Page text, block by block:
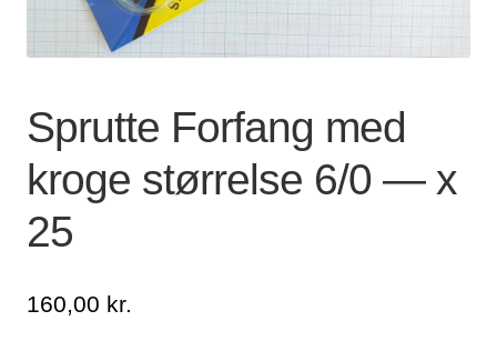
Sprutte Forfang med
kroge størrelse 6/0 — x
25
160,00 kr.